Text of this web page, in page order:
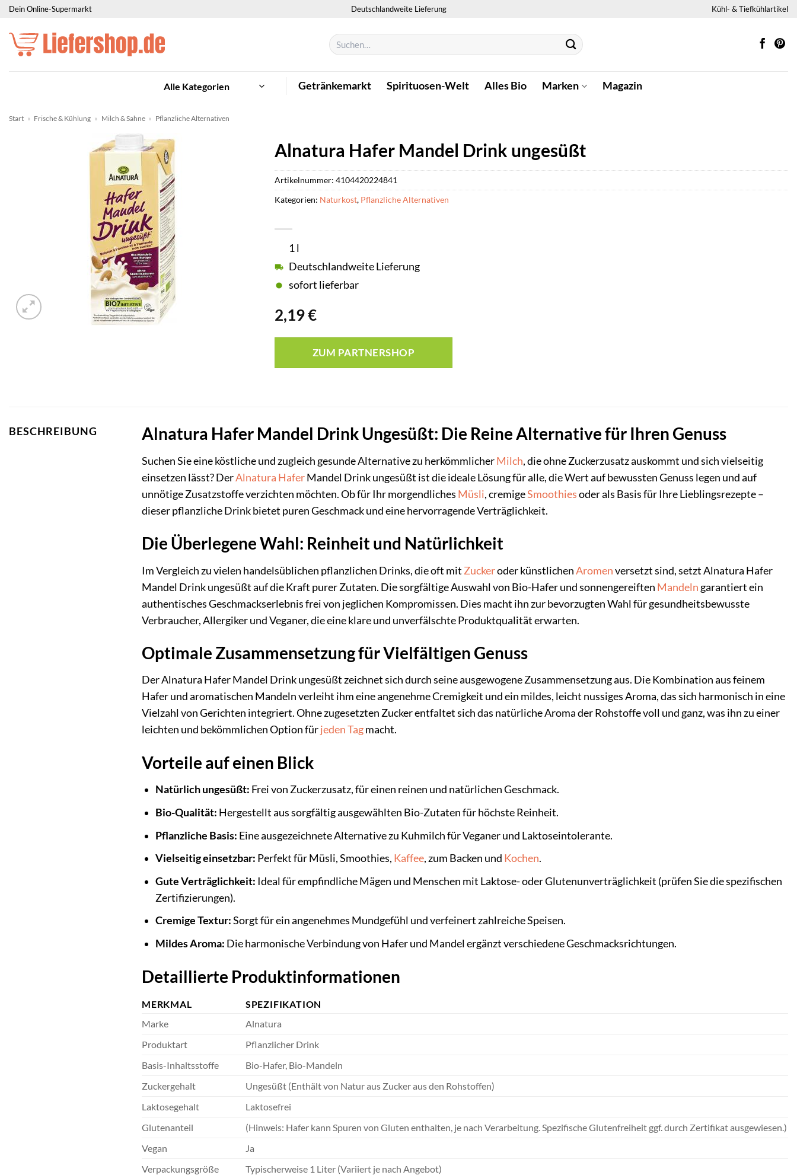
Zum
springen
Dein Online-Supermarkt Deutschlandweite Lieferung Kühl- & Tiefkühlartikel
Suchen
nach:
Alle Kategorien Getränkemarkt Spirituosen-Welt Alles Bio Marken Magazin
Start » Frische & Kühlung » Milch & Sahne » Pflanzliche Alternativen
Alnatura Hafer Mandel Drink ungesüßt
2,19€
1 l
Deutschlandweite Lieferung
sofort lieferbar
ZUM PARTNERSHOP
Artikelnummer: 4104420224841
Kategorien: Naturkost, Pflanzliche Alternativen
BESCHREIBUNG Alnatura Hafer Mandel Drink Ungesüßt: Die Reine Alternative für Ihren Genuss
Suchen Sie eine köstliche und zugleich gesunde Alternative zu herkömmlicherMilch, die ohne Zuckerzusatz auskommt und sich vielseitig
einsetzen lässt? DerAlnatura HaferMandel Drink ungesüßt ist die ideale Lösung für alle, die Wert auf bewussten Genuss legen und auf
unnötige Zusatzstoffe verzichten möchten. Ob für Ihr morgendliches Müsli, cremigeSmoothiesoder als Basis für Ihre Lieblingsrezepte –
dieser pflanzliche Drink bietet puren Geschmack und eine hervorragende Verträglichkeit.
Die Überlegene Wahl: Reinheit und Natürlichkeit
Im Vergleich zu vielen handelsüblichen pflanzlichen Drinks, die oft mit Zuckeroder künstlichenAromenversetzt sind, setzt Alnatura Hafer
Mandel Drink ungesüßt auf die Kraft purer Zutaten. Die sorgfältige Auswahl von Bio-Hafer und sonnengereiften Mandeln garantiert ein
authentisches Geschmackserlebnis frei von jeglichen Kompromissen. Dies macht ihn zur bevorzugten Wahl für gesundheitsbewusste
Verbraucher, Allergiker und Veganer, die eine klare und unverfälschte Produktqualität erwarten.
Optimale Zusammensetzung für Vielfältigen Genuss
Der Alnatura Hafer Mandel Drink ungesüßt zeichnet sich durch seine ausgewogene Zusammensetzung aus. Die Kombination aus feinem
Hafer und aromatischen Mandeln verleiht ihm eine angenehme Cremigkeit und ein mildes, leicht nussiges Aroma, das sich harmonisch in eine
Vielzahl von Gerichten integriert. Ohne zugesetzten Zucker entfaltet sich das natürliche Aroma der Rohstoffe voll und ganz, was ihn zu einer
leichten und bekömmlichen Option fürjeden Tagmacht.
Vorteile auf einen Blick
Natürlich ungesüßt: Frei von Zuckerzusatz, für einen reinen und natürlichen Geschmack.
Bio-Qualität: Hergestellt aus sorgfältig ausgewählten Bio-Zutaten für höchste Reinheit.
Pflanzliche Basis: Eine ausgezeichnete Alternative zu Kuhmilch für Veganer und Laktoseintolerante.
Vielseitig einsetzbar: Perfekt für Müsli, Smoothies, Kaffee, zum Backen und Kochen.
Gute Verträglichkeit: Ideal für empfindliche Mägen und Menschen mit Laktose- oder Glutenunverträglichkeit (prüfen Sie die spezifischen
Zertifizierungen).
Cremige Textur:Sorgt für ein angenehmes Mundgefühl und verfeinert zahlreiche Speisen.
Mildes Aroma: Die harmonische Verbindung von Hafer und Mandel ergänzt verschiedene Geschmacksrichtungen.
Detaillierte Produktinformationen
MERKMAL
SPEZIFIKATION
Marke
Alnatura
Produktart
Pflanzlicher Drink
Basis-Inhaltsstoffe
Bio-Hafer, Bio-Mandeln
Zuckergehalt
Ungesüßt (Enthält von Natur aus Zucker aus den Rohstoffen)
Laktosegehalt
Laktosefrei
Glutenanteil
(Hinweis: Hafer kann Spuren von Gluten enthalten, je nach Verarbeitung. Spezifische Glutenfreiheit ggf. durch Zertifikat ausgewiesen.)
Vegan
Ja
Verpackungsgröße
Typischerweise 1 Liter (Variiert je nach Angebot)